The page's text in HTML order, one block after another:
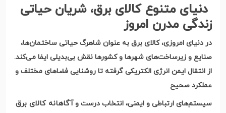
دنیای متنوع کالای برق، شریان حیاتی
زندگی مدرن امروز
در دنیای امروزی، کالای برق به عنوان شاهرگ حیاتی ساختمان‌ها،
صنایع و زیرساخت‌های شهرها و کشورها نقش بی‌بدیلی ایفا می‌کند.
از انتقال ایمن انرژی الکتریکی گرفته تا روشنایی فضاهای مختلف و
عملکرد صحیح
سیستم‌های ارتباطی و ایمنی، انتخاب درست وآگاهانه کالای برق